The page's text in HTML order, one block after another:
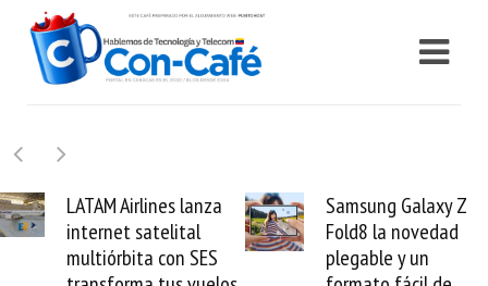
Samsung Galaxy Z
Fold8 la novedad
plegable y un
Cashea levanta 100
millones de dólares y
valida el crédito del